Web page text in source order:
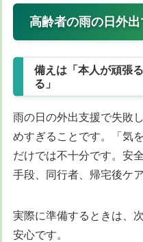
高齢者の雨の日外
備えは「本人が頑張
る」
雨の日の外出支援で失敗
めすぎることです。「気
だけでは不十分です。安
手段、同行者、帰宅後ケ
実際に準備するときは、
安心です。